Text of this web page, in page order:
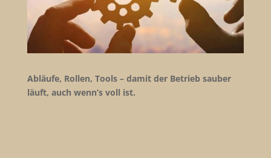
Abläufe, Rollen, Tools – damit der Betrieb sauber
läuft, auch wenn’s voll ist.